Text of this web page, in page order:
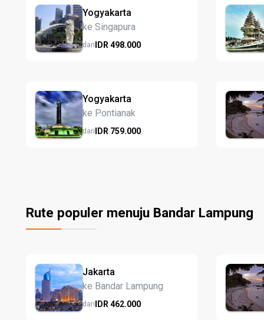
Yogyakarta
ke Singapura
dariIDR 498.000
Yogyakarta
ke Pontianak
dariIDR 759.000
Rute populer menuju Bandar Lampung
Jakarta
ke Bandar Lampung
dariIDR 462.000